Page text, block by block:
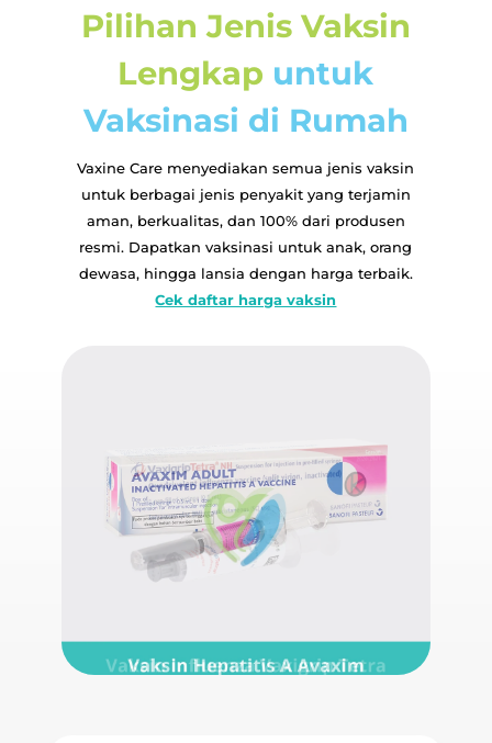
Pilihan Jenis Vaksin
Lengkap untuk
Vaksinasi di Rumah
Vaxine Care menyediakan semua jenis vaksin
untuk berbagai jenis penyakit yang terjamin
aman, berkualitas, dan 100% dari produsen
resmi. Dapatkan vaksinasi untuk anak, orang
dewasa, hingga lansia dengan harga terbaik.
Cek daftar harga vaksin